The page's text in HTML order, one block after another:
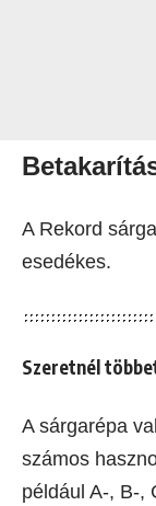
A Rekord
esedékes.
Szeretnél
A sárgarépa
számos
például A-, B-,